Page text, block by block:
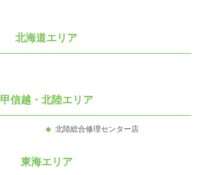
北海道エリア
甲信越・北陸エリア
北陸総合修理センター店
東海エリア